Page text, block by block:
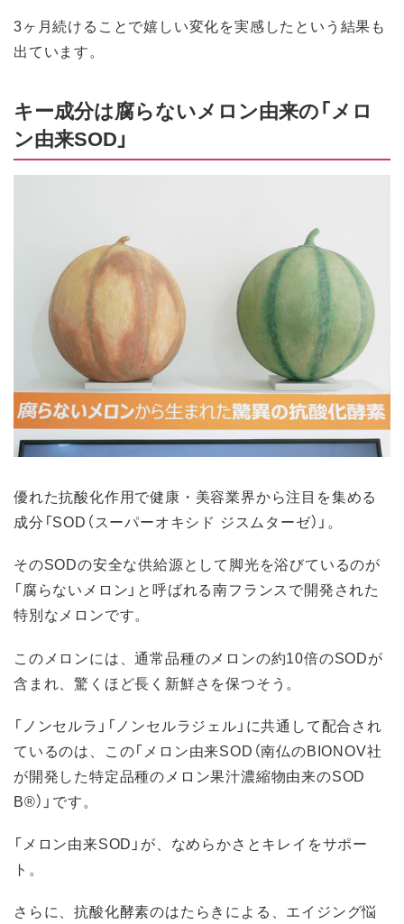
3ヶ月続けることで嬉しい変化を実感したという結果も
出ています。
キー成分は腐らないメロン由来の「メロ
ン由来SOD」
優れた抗酸化作用で健康・美容業界から注目を集める
成分「SOD（スーパーオキシド ジスムターゼ）」。
そのSODの安全な供給源として脚光を浴びているのが
「腐らないメロン」と呼ばれる南フランスで開発された
特別なメロンです。
このメロンには、通常品種のメロンの約10倍のSODが
含まれ、驚くほど長く新鮮さを保つそう。
「ノンセルラ」「ノンセルラジェル」に共通して配合され
ているのは、この「メロン由来SOD（南仏のBIONOV社
が開発した特定品種のメロン果汁濃縮物由来のSOD
B®）」です。
「メロン由来SOD」が、なめらかさとキレイをサポー
ト。
さらに、抗酸化酵素のはたらきによる、エイジング悩